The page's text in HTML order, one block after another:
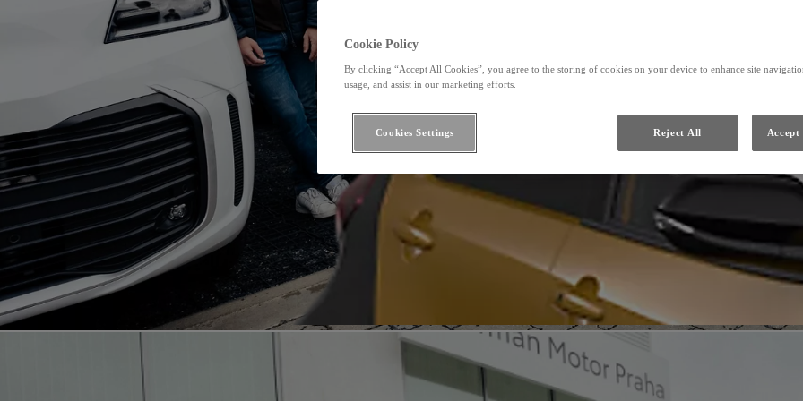
Cookie Policy
By clicking “Accept All Cookies”, you agree to the storing of cookies on your device to enhance site
usage, and assist in our marketing efforts.
Reject All Accept
Cookies Settings